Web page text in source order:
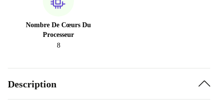
Nombre De Cœurs Du
Processeur
8
Description